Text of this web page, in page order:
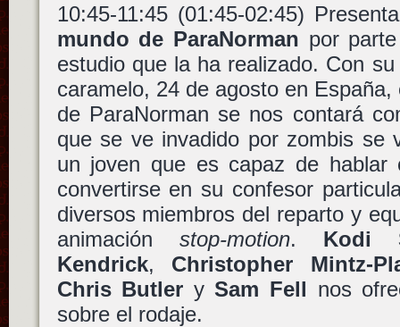
10:45-11:45 (01:45-02:45)
mundo de ParaNorman por
estudio que la ha realizado. Con
caramelo, 24 de agosto en
de ParaNorman se nos contará
que se ve invadido por zombis se
un joven que es capaz de hablar
convertirse en su confesor
diversos miembros del reparto y
animación stop-motion. Kodi
Kendrick, Christopher Mintz-
Chris Butler ySam Fell nos
sobre el rodaje.